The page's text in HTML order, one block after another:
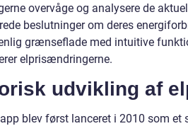
overvåge og analysere de
beslutninger om deres
grænseflade med intuitive
elprisændringerne.
udvikling af
blev først lanceret i 2010 som